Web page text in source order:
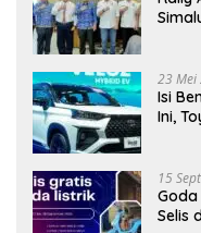
23 Mei
Isi
Ini,
15
Selis